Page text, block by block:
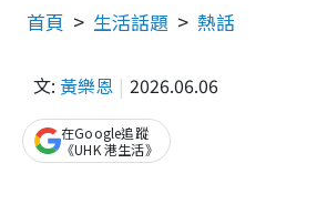
首頁 生活話題 熱話
文: 黃樂恩 2026.06.06
在Google追蹤
《UHK 港生活》